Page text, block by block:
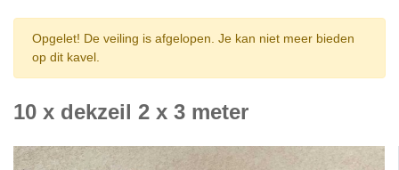
Opgelet! De veiling is afgelopen. Je kan niet meer bieden
op dit kavel.
10 x dekzeil 2 x 3 meter